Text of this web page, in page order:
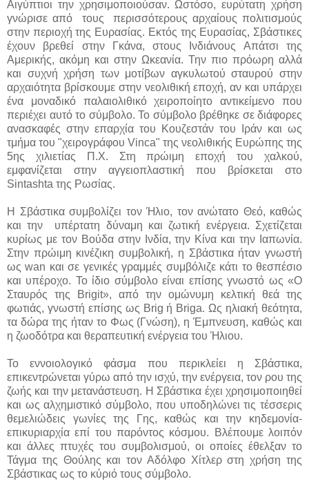
Αιγύπτιοι την χρησιμοποιούσαν. Ωστόσο, ευρύτατη χρήση
γνώρισε από τους περισσότερους αρχαίους πολιτισμούς
στην περιοχή της Ευρασίας. Εκτός της Ευρασίας, Σβάστικες
έχουν βρεθεί στην Γκάνα, στους Ινδιάνους Απάτσι της
Αμερικής, ακόμη και στην Ωκεανία. Την πιο πρόωρη αλλά
και συχνή χρήση των μοτίβων αγκυλωτού σταυρού στην
αρχαιότητα βρίσκουμε στην νεολιθική εποχή, αν και υπάρχει
ένα μοναδικό παλαιολιθικό χειροποίητο αντικείμενο που
περιέχει αυτό το σύμβολο. Το σύμβολο βρέθηκε σε διάφορες
ανασκαφές στην επαρχία του Κουζεστάν του Ιράν και ως
τμήμα του "χειρογράφου Vinca" της νεολιθικής Ευρώπης της
5ης χιλιετίας Π.Χ. Στη πρώιμη εποχή του χαλκού,
εμφανίζεται στην αγγειοπλαστική που βρίσκεται στο
Sintashta της Ρωσίας.
Η Σβάστικα συμβολίζει τον Ήλιο, τον ανώτατο Θεό, καθώς
και την υπέρτατη δύναμη και ζωτική ενέργεια. Σχετίζεται
κυρίως με τον Βούδα στην Ινδία, την Κίνα και την Ιαπωνία.
Στην πρώιμη κινέζικη συμβολική, η Σβάστικα ήταν γνωστή
ως wan και σε γενικές γραμμές συμβόλιζε κάτι το θεσπέσιο
και υπέροχο. Το ίδιο σύμβολο είναι επίσης γνωστό ως «Ο
Σταυρός της Brigit», από την ομώνυμη κελτική θεά της
φωτιάς, γνωστή επίσης ως Brig ή Briga. Ως ηλιακή θεότητα,
τα δώρα της ήταν το Φως (Γνώση), η Έμπνευση, καθώς και
η ζωοδότρα και θεραπευτική ενέργεια του Ήλιου.
Το εννοιολογικό φάσμα που περικλείει η Σβάστικα,
επικεντρώνεται γύρω από την ισχύ, την ενέργεια, τον ρου της
ζωής και την μετανάστευση. Η Σβάστικα έχει χρησιμοποιηθεί
και ως αλχημιστικό σύμβολο, που υποδηλώνει τις τέσσερις
θεμελιώδεις γωνίες της Γης, καθώς και την κηδεμονία-
επικυριαρχία επί του παρόντος κόσμου. Βλέπουμε λοιπόν
και άλλες πτυχές του συμβολισμού, οι οποίες έθελξαν το
Τάγμα της Θούλης και τον Αδόλφο Χίτλερ στη χρήση της
Σβάστικας ως το κύριό τους σύμβολο.